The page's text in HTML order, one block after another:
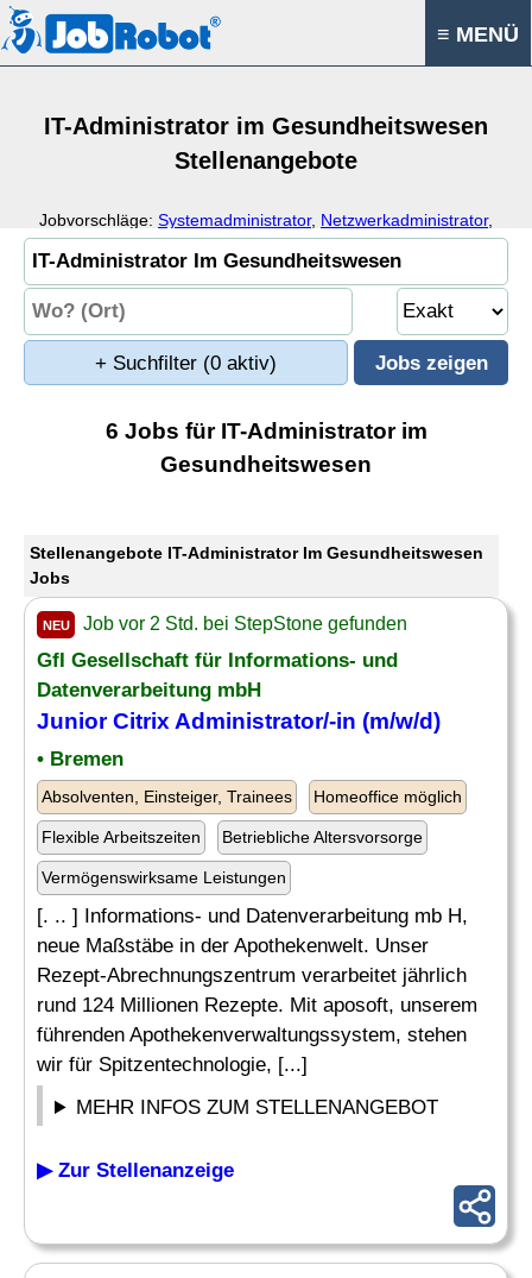
≡ MENÜ
IT-Administrator im Gesundheitswesen
Stellenangebote
Jobvorschläge: Systemadministrator, Netzwerkadministrator,
Datenbankadministrator,IT-Spezialist
+ Suchfilter (0 aktiv)
6 Jobs für IT-Administrator im
Gesundheitswesen
Stellenangebote IT-Administrator Im Gesundheitswesen
Jobs
NEU Job vor 2 Std. bei StepStone gefunden
GfI Gesellschaft für Informations- und
Datenverarbeitung mbH
Junior Citrix Administrator/-in (m/w/d)
• Bremen
Absolventen, Einsteiger, Trainees Homeoffice möglich
Flexible Arbeitszeiten Betriebliche Altersvorsorge
Vermögenswirksame Leistungen
[. .. ] Informations- und Datenverarbeitung mb H,
neue Maßstäbe in der Apothekenwelt. Unser
Rezept-Abrechnungszentrum verarbeitet jährlich
rund 124 Millionen Rezepte. Mit aposoft, unserem
führenden Apothekenverwaltungssystem, stehen
wir für Spitzentechnologie, [...]
MEHR INFOS ZUM STELLENANGEBOT
▶ Zur Stellenanzeige